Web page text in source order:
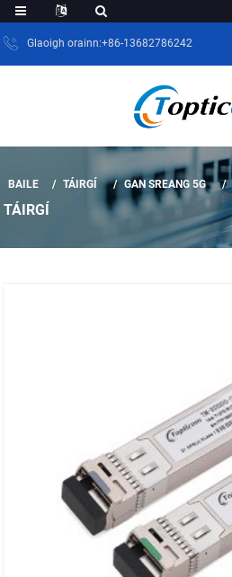
Glaoigh orainn:+86-13682786242
BAILE TÁIRGÍ GAN SREANG 5G
TÁIRGÍ